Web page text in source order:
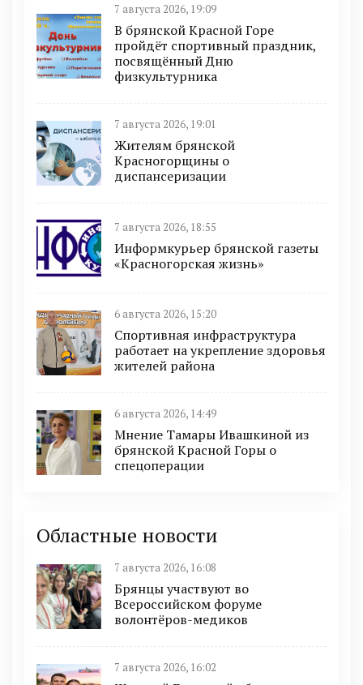
7 августа 2026, 19:09
В брянской Красной Горе
пройдёт спортивный праздник,
посвящённый Дню
физкультурника
7 августа 2026, 19:01
Жителям брянской
Красногорщины о
диспансеризации
7 августа 2026, 18:55
Информкурьер брянской газеты
«Красногорская жизнь»
6 августа 2026, 15:20
Спортивная инфраструктура
работает на укрепление здоровья
жителей района
6 августа 2026, 14:49
Мнение Тамары Ивашкиной из
брянской Красной Горы о
спецоперации
Областные новости
7 августа 2026, 16:08
Брянцы участвуют во
Всероссийском форуме
волонтёров-медиков
7 августа 2026, 16:02